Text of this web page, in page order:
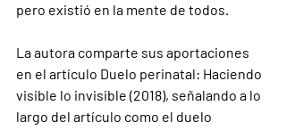
pero existió en la mente de todos.
La autora comparte sus aportaciones
en el artículo Duelo perinatal: Haciendo
visible lo invisible (2018), señalando a lo
largo del artículo como el duelo